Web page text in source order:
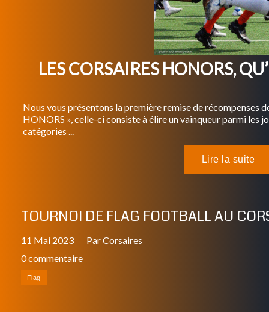
LES CORSAIRES HONORS,
Nous vous présentons la première remise de récompenses
HONORS », celle-ci consiste à élire un vainqueur parmi les
catégories ...
TOURNOI DE FLAG FOOTBALL AU
11 Mai 2023
Par Corsaires
0 commentaire